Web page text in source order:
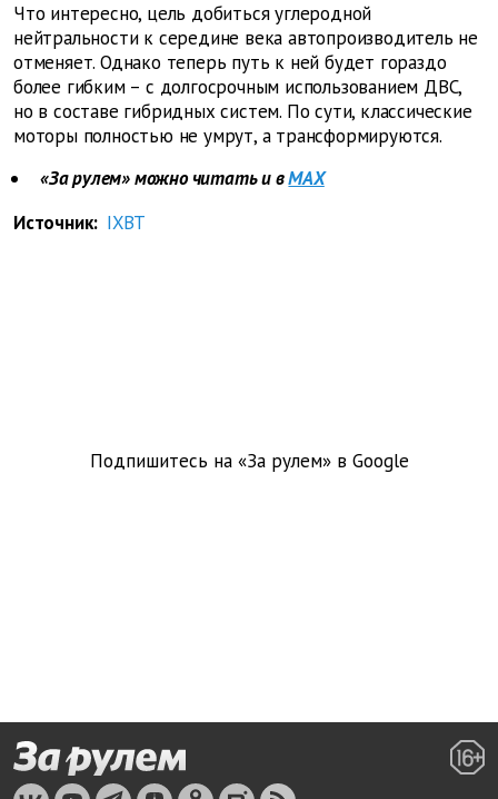
Что интересно, цель добиться углеродной
нейтральности к середине века автопроизводитель не
отменяет. Однако теперь путь к ней будет гораздо
более гибким – с долгосрочным использованием ДВС,
но в составе гибридных систем. По сути, классические
моторы полностью не умрут, а трансформируются.
«За рулем» можно читать и вMAX
Источник: IXBT
Подпишитесь на «За рулем» в Google